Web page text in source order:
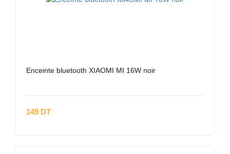
Enceinte bluetooth XIAOMI MI 16W noir
149 DT